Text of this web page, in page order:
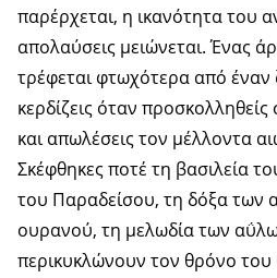
παρέρχεται, η ικανότητα του
απολαύσεις μειώνεται. Ένας
τρέφεται φτωχότερα από έναν
κερδίζεις όταν
και απωλέσεις τον μέλλοντα
Σκέφθηκες ποτέ τη βασιλεία
του Παραδείσου, τη δόξα των
ουρανού, τη μελωδία των
περικυκλώνουν τον θρόνο